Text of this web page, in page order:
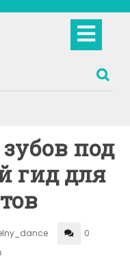
под
гид для
0